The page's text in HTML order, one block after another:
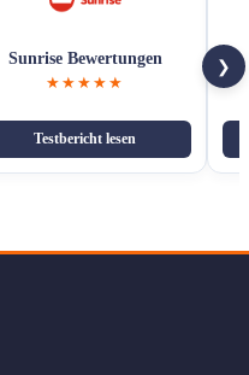
Sunrise Bewertungen
★★★★★
Testbericht lesen
❯